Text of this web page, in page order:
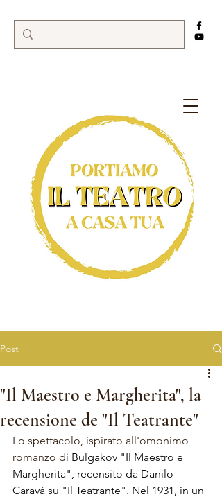
Post
"Il Maestro e Margherita", la
recensione de "Il Teatrante"
Lo spettacolo, ispirato all'omonimo
romanzo di Bulgakov "Il Maestro e
Margherita", recensito da Danilo
Caravà su "Il Teatrante". Nel 1931, in un